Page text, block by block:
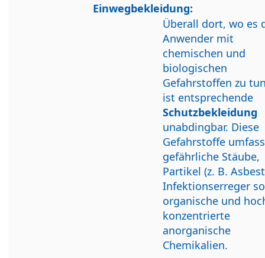
Einwegbekleidung:
Überall dort, wo es
Anwender mit
chemischen und
biologischen
Gefahrstoffen zu
ist entsprechende
Schutzbekleidung
unabdingbar. Diese
Gefahrstoffe
gefährliche Stäube,
Partikel (z. B.
Infektionserreger
organische und
konzentrierte
anorganische
Chemikalien.